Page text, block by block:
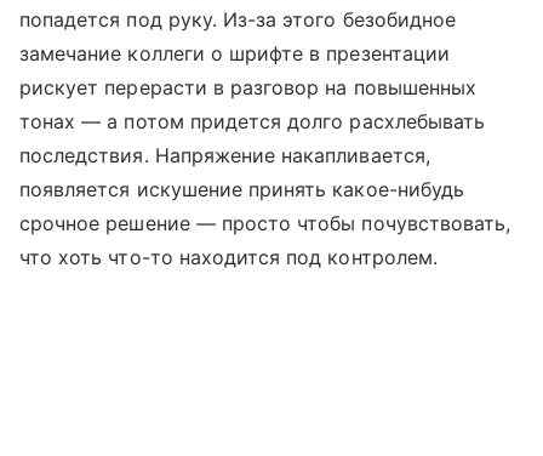
попадется под руку. Из-за этого безобидное
замечание коллеги о шрифте в презентации
рискует перерасти в разговор на повышенных
тонах — а потом придется долго расхлебывать
последствия. Напряжение накапливается,
появляется искушение принять какое-нибудь
срочное решение — просто чтобы почувствовать,
что хоть что-то находится под контролем.